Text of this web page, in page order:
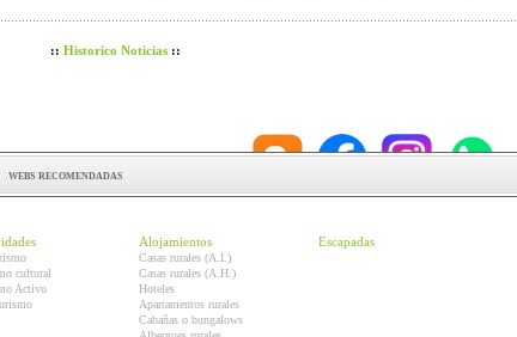
:: Historico Noticias::
webs recomendadas
cultural
Activo
Alojamientos
Casas rurales (A.I.)
Casas rurales (A.H.)
Hoteles
Apartamentos rurales
Cabañas o bungalows
Escapadas